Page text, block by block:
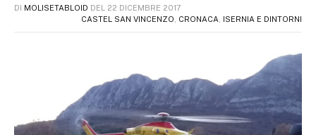
DI MOLISETABLOID DEL 22 DICEMBRE 2017
CASTEL SAN VINCENZO
CRONACA ISERNIA E DINTORNI